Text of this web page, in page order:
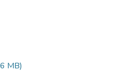
MB)